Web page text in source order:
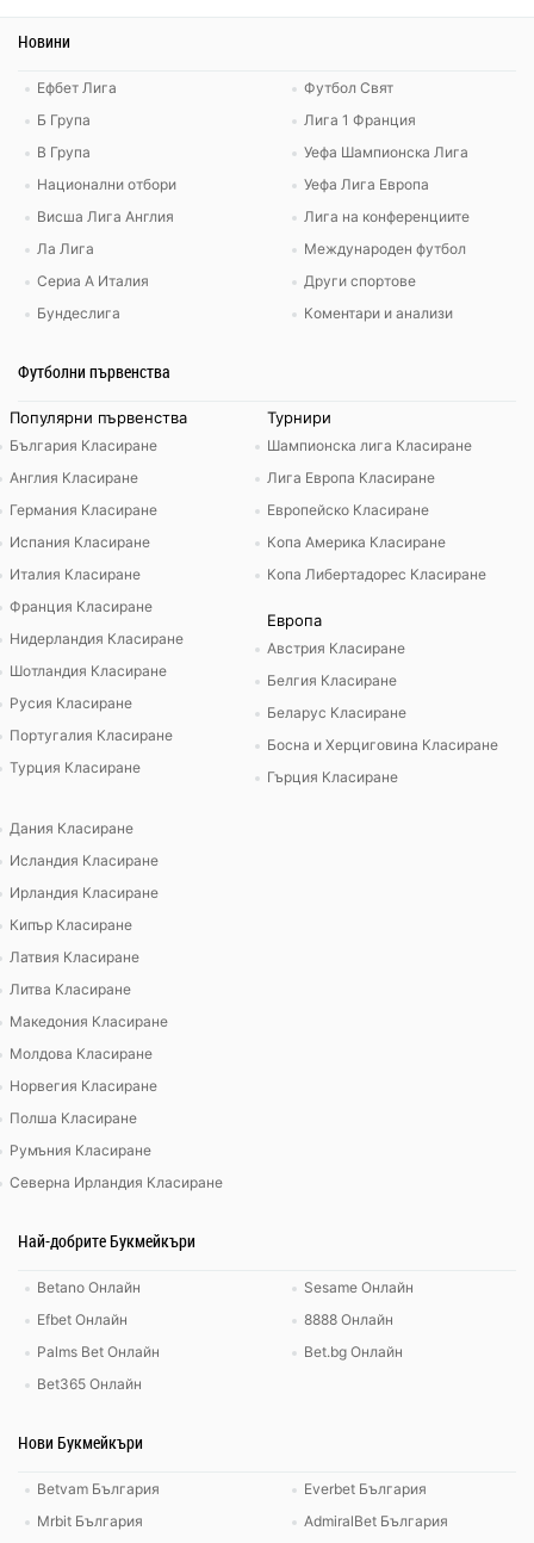
Новини
Ефбет Лига
Б Група
В Група
Национални отбори
Висша Лига Англия
Ла Лига
Сериа А Италия
Бундеслига
Футбол Свят
Лига 1 Франция
Уефа Шампионска Лига
Уефа Лига Европа
Лига на конференциите
Международен футбол
Други спортове
Коментари и анализи
Футболни първенства
Популярни първенства
България Класиране
Англия Класиране
Германия Класиране
Испания Класиране
Италия Класиране
Франция Класиране
Нидерландия Класиране
Шотландия Класиране
Русия Класиране
Португалия Класиране
Турция Класиране
Турнири
Шампионска лига Класиране
Лига Европа Класиране
Европейско Класиране
Копа Америка Класиране
Копа Либертадорес Класиране
Европа
Австрия Класиране
Белгия Класиране
Беларус Класиране
Босна и Херциговина Класиране
Гърция Класиране
Дания Класиране
Исландия Класиране
Ирландия Класиране
Кипър Класиране
Латвия Класиране
Литва Класиране
Македония Класиране
Молдова Класиране
Норвегия Класиране
Полша Класиране
Румъния Класиране
Северна Ирландия Класиране
Най-добрите Букмейкъри
Betano Онлайн
Efbet Онлайн
Palms Bet Онлайн
Bet365 Онлайн
Sesame Онлайн
8888 Онлайн
Bet.bg Онлайн
Нови Букмейкъри
Betvam България
Mrbit България
Everbet България
AdmiralBet България